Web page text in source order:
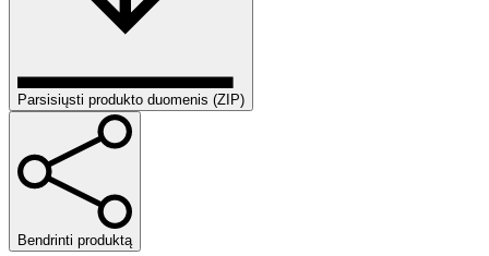
Parsisiųsti produkto duomenis (ZIP)
Bendrinti produktą